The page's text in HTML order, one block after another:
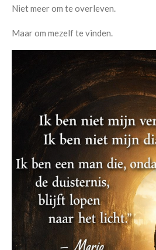
Niet meer om te overleven.
Maar om mezelf te vinden.